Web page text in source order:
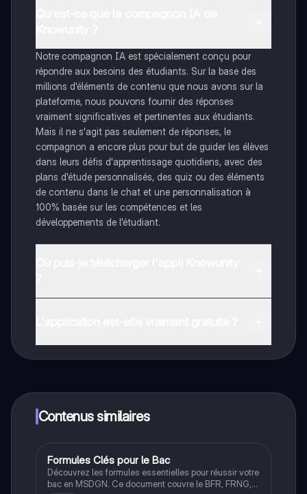
Notre compagnon IA est spécialement conçu pour
répondre aux besoins des étudiants. Sur la base des
millions d'éléments de contenu que nous avons sur la
plateforme, nous pouvons fournir des réponses
vraiment significatives et pertinentes aux étudiants.
Mais il ne s'agit pas seulement de réponses, le
compagnon a encore plus pour but de guider les élèves
dans leurs défis d'apprentissage quotidiens, avec des
plans d'étude personnalisés, des quiz ou des éléments
de contenu dans le chat et une personnalisation à
100% basée sur les compétences et les
développements de l'étudiant.
limites!
Contenus similaires
STMG
Formules Clés pour le Bac
Découvrez les formules essentielles pour réussir votre
bac en MSDGN. Ce document couvre le BFR, FRNG,